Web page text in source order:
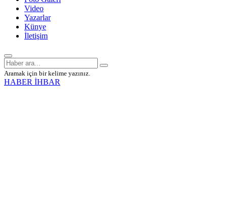
Video
Yazarlar
Künye
İletişim
Aramak için bir kelime yazınız.
HABER İHBAR